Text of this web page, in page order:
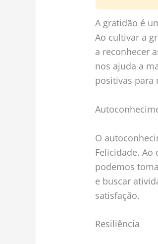
A gratidão é
Ao cultivar a
a reconhecer
nos ajuda a
positivas para
O
Felicidade.
podemos
e buscar
satisfação.
Resiliência